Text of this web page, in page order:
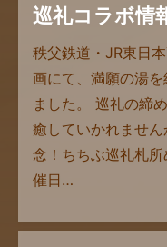
巡礼コラボ情
秩父鉄道・JR東日
画にて、満願の湯
ました。 巡礼の締
癒していかれませ
念！ちちぶ巡礼札
催日…